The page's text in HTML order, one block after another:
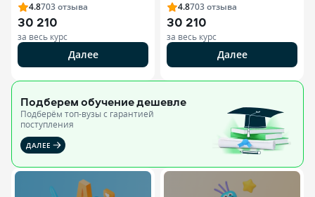
4.8703отзыва
30 210
за весь курс
Далее
4.8703отзыва
30 210
за весь курс
Далее
Подберем обучениедешевле
Подберём топ-вузы c гарантией
поступления
ДАЛЕЕ